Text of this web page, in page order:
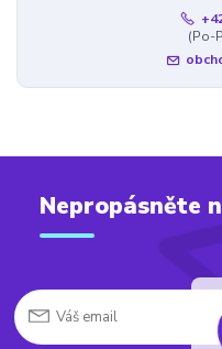
(Po-
Nepropásněte